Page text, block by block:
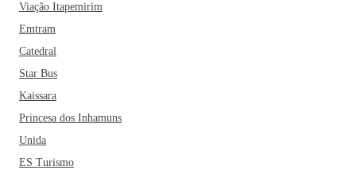
Viação Itapemirim
Emtram
Catedral
Star Bus
Kaissara
Princesa dos Inhamuns
Unida
ES Turismo